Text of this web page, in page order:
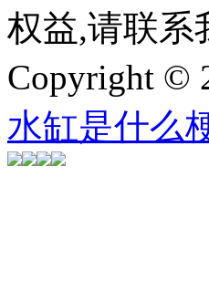
权益,请联系
Copyright ©
水缸是什么